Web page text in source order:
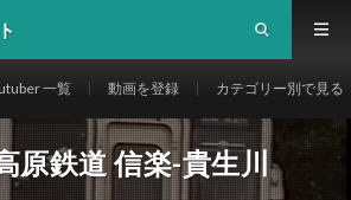
一覧 動画を登録 カテゴリー別で見る
原鉄道 信楽-貴生川